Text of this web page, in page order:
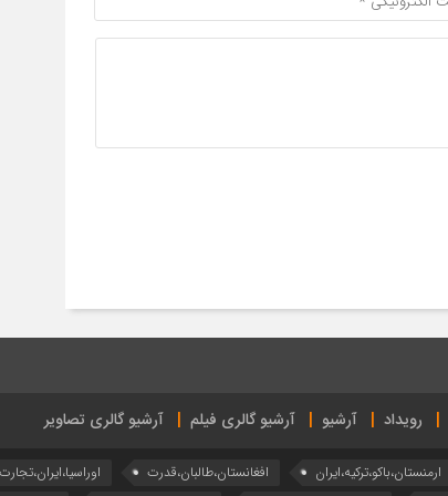
رویداد آرشیو آرشیو گالری فیلم آرشیو گالری تصاویر
ارمنستان،باکو،ترکیه،ایران افغانستان،طالبان،قدرت اوراسیا،ایران،تجارت